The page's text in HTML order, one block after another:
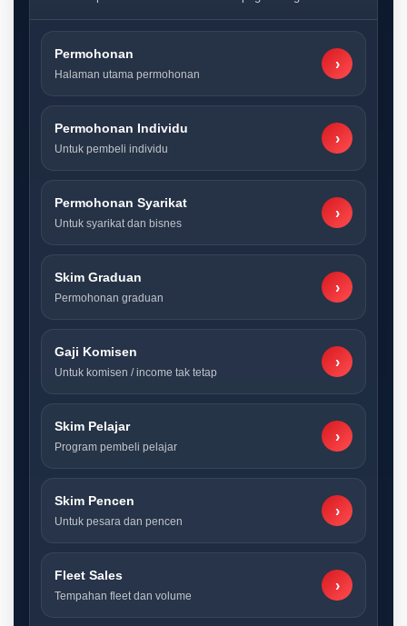
Permohonan
Halaman utama permohonan
›
Permohonan Individu
Untuk pembeli individu
›
Permohonan Syarikat
Untuk syarikat dan bisnes
›
Skim Graduan
Permohonan graduan
›
Gaji Komisen
Untuk komisen / income tak tetap
›
Skim Pelajar
Program pembeli pelajar
›
Skim Pencen
Untuk pesara dan pencen
›
Fleet Sales
Tempahan fleet dan volume
›